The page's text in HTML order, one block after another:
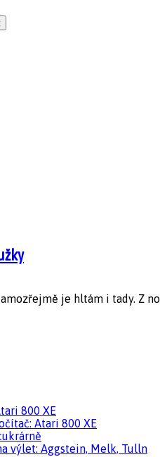
je hltám i tady. Z
800 XE
Atari 800 XE
výlet: Aggstein, Melk, Tulln